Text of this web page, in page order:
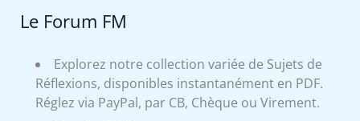
Le Forum FM
Explorez notre collection variée de Sujets de
Réflexions, disponibles instantanément en PDF.
Réglez via PayPal, par CB, Chèque ou Virement.